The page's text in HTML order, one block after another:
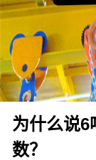
为什么说6
数？